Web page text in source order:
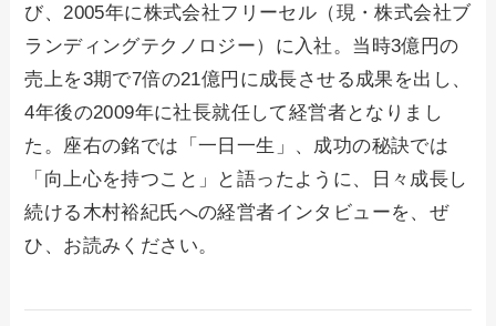
び、2005年に株式会社フリーセル（現・株式会社ブ
ランディングテクノロジー）に入社。当時3億円の
売上を3期で7倍の21億円に成長させる成果を出し、
4年後の2009年に社長就任して経営者となりまし
た。座右の銘では「一日一生」、成功の秘訣では
「向上心を持つこと」と語ったように、日々成長し
続ける木村裕紀氏への経営者インタビューを、ぜ
ひ、お読みください。